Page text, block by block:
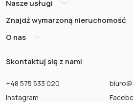
Nasze usługi
Znajdź wymarzoną nieruchomość
O nas
Skontaktuj się z nami
+48 575 533 020
Instagram